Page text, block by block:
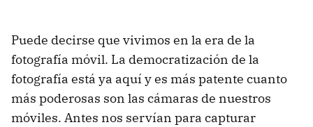
Puede decirse que vivimos en la era de la
fotografía móvil. La democratización de la
fotografía está ya aquí y es más patente cuanto
más poderosas son las cámaras de nuestros
móviles. Antes nos servían para capturar